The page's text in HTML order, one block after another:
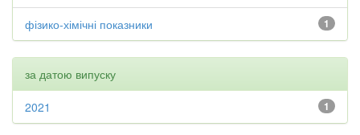
1
фізико-хімічні показники
за датою випуску
1
2021